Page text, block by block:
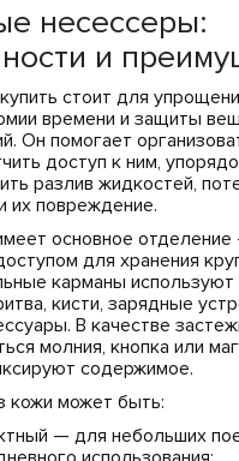
несессеры:
и
стоит для
времени и защиты
Он помогает
доступ к ним,
разлив жидкостей,
их повреждение.
основное
для хранения
карманы
кисти, зарядные
В качестве
молния, кнопка или
содержимое.
кожи может быть:
— для небольших